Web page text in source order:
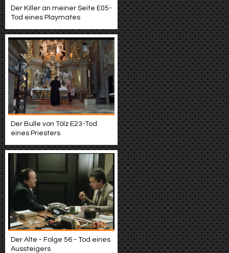
Der Killer an meiner Seite E05-
Tod eines Playmates
Der Bulle von Tölz E23-Tod
eines Priesters
Der Alte - Folge 56 - Tod eines
Aussteigers